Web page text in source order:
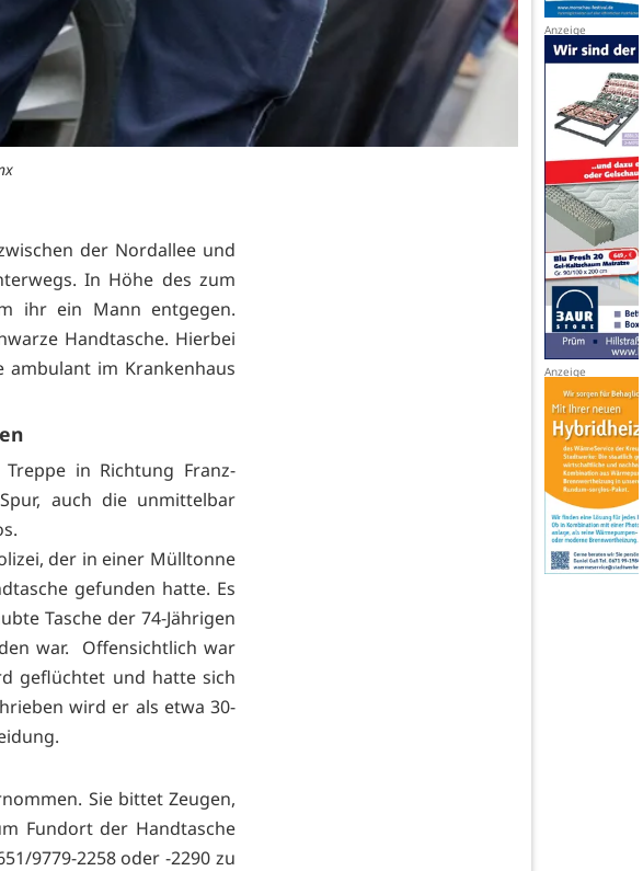
der Nordallee und
In Höhe des zum
ihr ein Mann entgegen.
Handtasche. Hierbei
ambulant im Krankenhaus
in Richtung Franz-
auch die unmittelbar
der in einer Mülltonne
gefunden hatte. Es
Tasche der 74-Jährigen
war. Offensichtlich war
geflüchtet und hatte sich
wird er als etwa 30-
Sie bittet Zeugen,
Fundort der Handtasche
9779-2258 oder -2290 zu